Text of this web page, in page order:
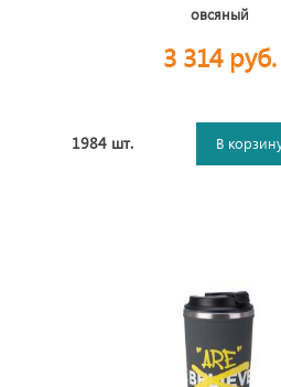
овсяный
3 314 руб.
1984 шт. В